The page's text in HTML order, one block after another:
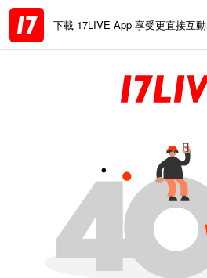
下載 17LIVE App 享受更直接互動